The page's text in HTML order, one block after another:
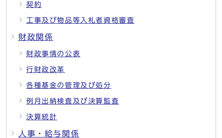
契約
工事及び物品等入札者資格審査
財政関係
財政事情の公表
行財政改革
各種基金の管理及び処分
例月出納検査及び決算監査
決算統計
人事・給与関係